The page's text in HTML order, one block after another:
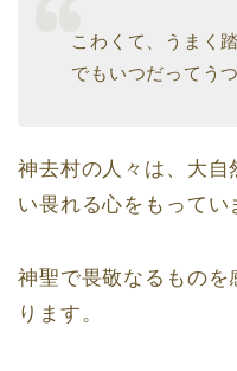
こわくて、うまく
でもいつだってう
神去村の人々は、大自
い畏れる心をもってい
神聖で畏敬なるものを
ります。